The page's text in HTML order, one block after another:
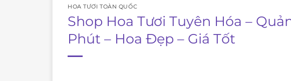
HOA TƯƠI TOÀN QUỐC
Shop Hoa Tươi Tuyên Hóa –
Phút – Hoa Đẹp – Giá Tốt